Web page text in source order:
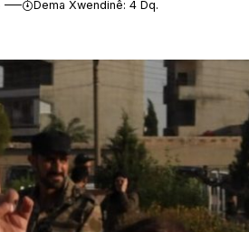
Dema Xwendinê: 4 Dq.